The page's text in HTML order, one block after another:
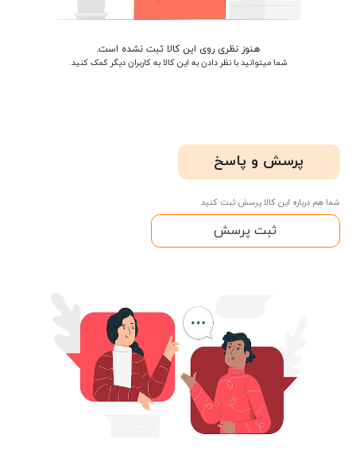
هنوز نظری روی این کالا ثبت نشده است.
شما میتوانید با نظر دادن به این کالا به کاربران دیگر کمک کنید.
پرسش و پاسخ
شما هم درباره این کالا پرسش ثبت کنید
ثبت پرسش